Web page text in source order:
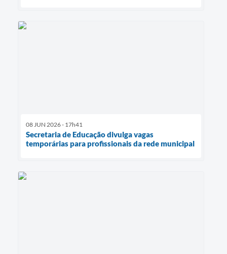
08 JUN 2026 - 17h41
Secretaria de Educação divulga vagas
temporárias para profissionais da rede municipal